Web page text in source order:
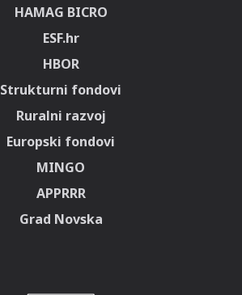
HAMAG BICRO
ESF.hr
HBOR
Strukturni fondovi
Ruralni razvoj
Europski fondovi
MINGO
APPRRR
Grad Novska